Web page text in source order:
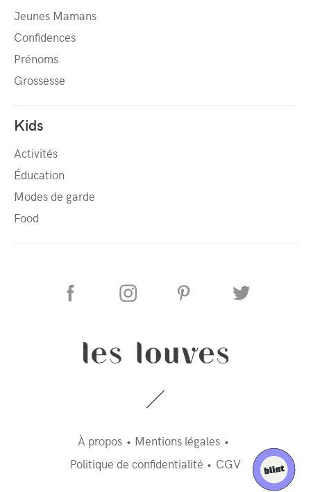
Jeunes Mamans
Confidences
Prénoms
Grossesse
Kids
Activités
Éducation
Modes de garde
Food
À propos
Mentions légales
Politique de confidentialité
CGV